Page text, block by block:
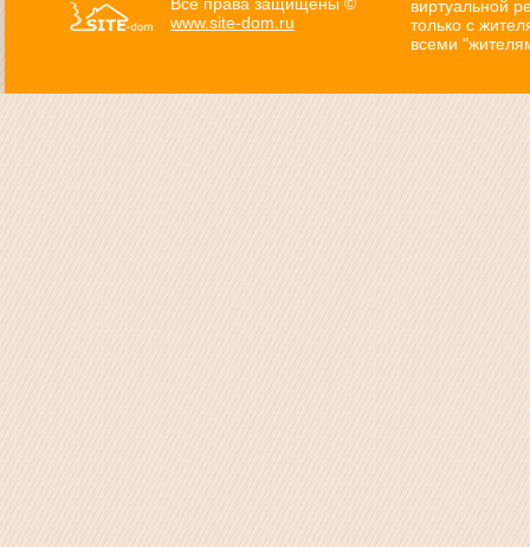
www.site-dom.ru
виртуальной
только с
всеми